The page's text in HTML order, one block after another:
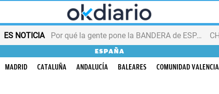
ES NOTICIA Por qué la gente pone la BANDERA de ESPAÑA en el balcón
ESPAÑA
MADRID CATALUÑA ANDALUCÍA BALEARES COMUNIDAD